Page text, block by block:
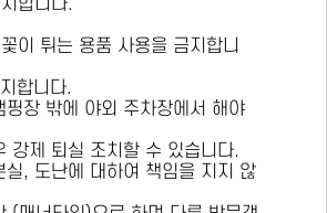
합니다.
이 튀는 용품 사용을 금지합니
합니다.
장 밖에 야외 주차장에서 해야
강제 퇴실 조치할 수 있습니다.
, 도난에 대하여 책임을 지지 않